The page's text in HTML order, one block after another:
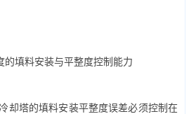
填料安装与平整度控制能力
却塔的填料安装平整度误差必须控制在